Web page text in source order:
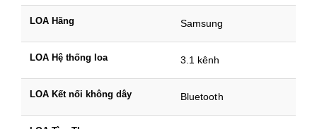
LOA Hãng Samsung
LOA Hệ thống loa 3.1 kênh
LOA Kết nối không dây Bluetooth